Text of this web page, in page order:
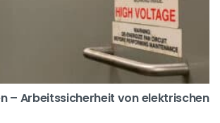
– Arbeitssicherheit von elektrischen